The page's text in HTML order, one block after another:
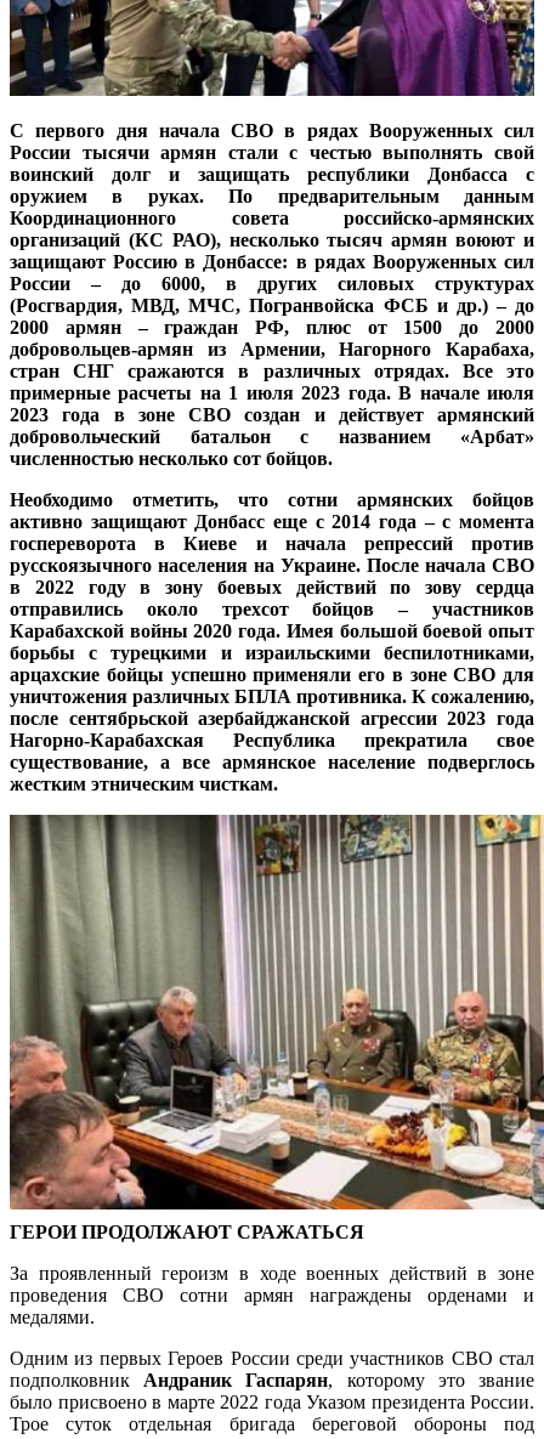
С первого дня начала СВО в рядах Вооруженных сил
России тысячи армян стали с честью выполнять свой
воинский долг и защищать республики Донбасса с
оружием в руках. По предварительным данным
Координационного совета российско-армянских
организаций (КС РАО), несколько тысяч армян воюют и
защищают Россию в Донбассе: в рядах Вооруженных сил
России – до 6000, в других силовых структурах
(Росгвардия, МВД, МЧС, Погранвойска ФСБ и др.) – до
2000 армян – граждан РФ, плюс от 1500 до 2000
добровольцев-армян из Армении, Нагорного Карабаха,
стран СНГ сражаются в различных отрядах. Все это
примерные расчеты на 1 июля 2023 года. В начале июля
2023 года в зоне СВО создан и действует армянский
добровольческий батальон с названием «Арбат»
численностью несколько сот бойцов.
Необходимо отметить, что сотни армянских бойцов
активно защищают Донбасс еще с 2014 года – с момента
госпереворота в Киеве и начала репрессий против
русскоязычного населения на Украине. После начала СВО
в 2022 году в зону боевых действий по зову сердца
отправились около трехсот бойцов – участников
Карабахской войны 2020 года. Имея большой боевой опыт
борьбы с турецкими и израильскими беспилотниками,
арцахские бойцы успешно применяли его в зоне СВО для
уничтожения различных БПЛА противника. К сожалению,
после сентябрьской азербайджанской агрессии 2023 года
Нагорно-Карабахская Республика прекратила свое
существование, а все армянское население подверглось
жестким этническим чисткам.
ГЕРОИ ПРОДОЛЖАЮТ СРАЖАТЬСЯ
За проявленный героизм в ходе военных действий в зоне
проведения СВО сотни армян награждены орденами и
медалями.
Одним из первых Героев России среди участников СВО стал
подполковник Андраник Гаспарян, которому это звание
было присвоено в марте 2022 года Указом президента России.
Трое суток отдельная бригада береговой обороны под